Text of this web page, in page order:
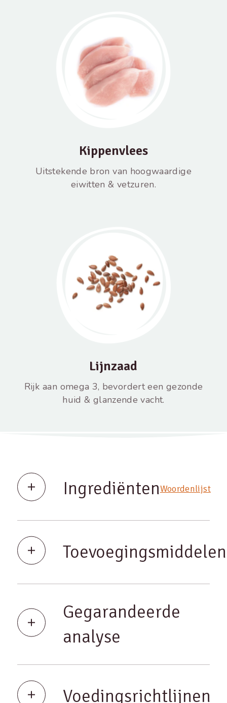
Kippenvlees
Uitstekende bron van hoogwaardige
eiwitten & vetzuren.
Lijnzaad
Rijk aan omega 3, bevordert een gezonde
huid & glanzende vacht.
IngrediëntenWoordenlijst
Toevoegingsmiddelen
Gegarandeerde
analyse
Voedingsrichtlijnen